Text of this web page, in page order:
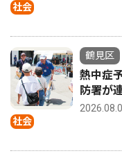
社会
社会
鶴見区
熱中症
防署が